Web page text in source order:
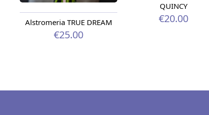
Alstromeria TRUE DREAM
€25.00
QUINCY
€20.00